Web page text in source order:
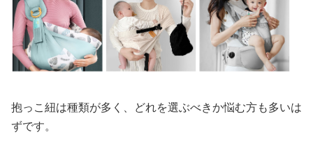
抱っこ紐は種類が多く、どれを選ぶべきか悩む方も多いは
ずです。